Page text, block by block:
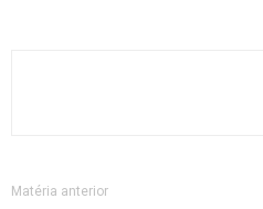
Matéria anterior